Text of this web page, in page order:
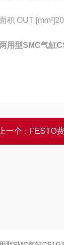
积 OUT [mm²]
用型SMC气缸
一个： FESTO费